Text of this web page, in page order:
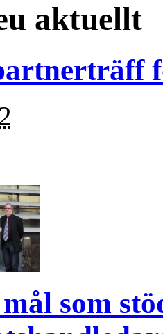
aktuellt
som